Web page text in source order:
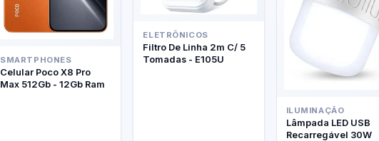
SMARTPHONES
Celular Poco X8 Pro
Max 512Gb - 12Gb Ram
ELETRÔNICOS
Filtro De Linha 2m C/ 5
Tomadas - E105U
ILUMINAÇÃO
Lâmpada LED USB
Recarregável 30W